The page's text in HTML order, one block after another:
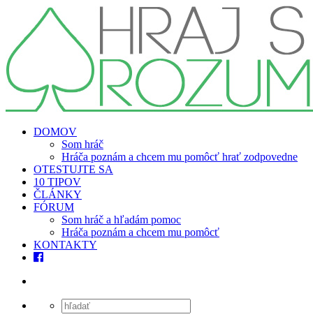
DOMOV
Som hráč
Hráča poznám a chcem mu pomôcť hrať zodpovedne
OTESTUJTE SA
10 TIPOV
ČLÁNKY
FÓRUM
Som hráč a hľadám pomoc
Hráča poznám a chcem mu pomôcť
KONTAKTY